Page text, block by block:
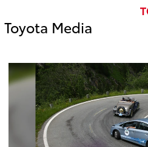
Toyota Media